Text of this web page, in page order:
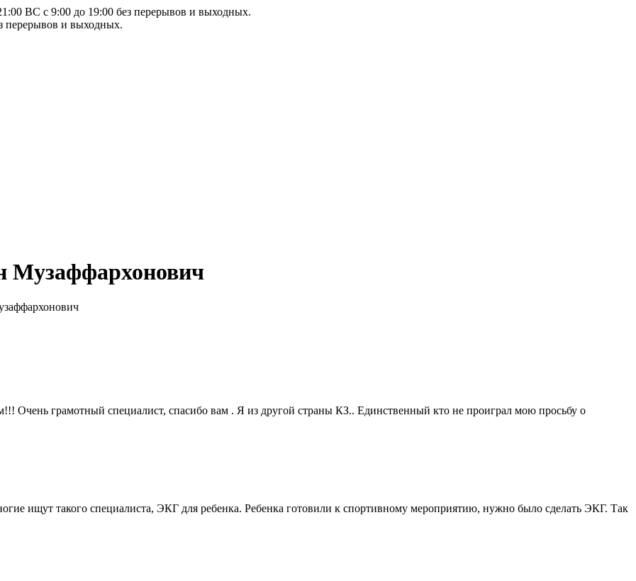
ВС с 9:00 до 19:00 без перерывов и выходных.
перерывов и выходных.
Музаффархонович
Очень грамотный специалист, спасибо вам . Я из другой страны КЗ.. Единственный кто не проиграл мою просьбу о
ищут такого специалиста, ЭКГ для ребенка. Ребенка готовили к спортивному мероприятию, нужно было сделать ЭКГ. Так